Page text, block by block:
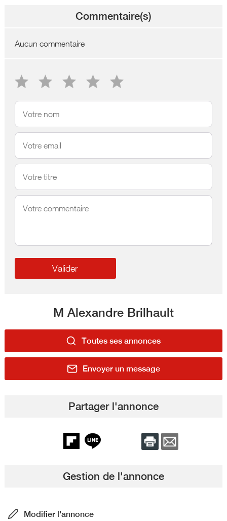
Commentaire(s)
Aucun commentaire
M Alexandre Brilhault
Toutes ses annonces
Envoyer un message
Partager l'annonce
Gestion de l'annonce
Modifier l'annonce